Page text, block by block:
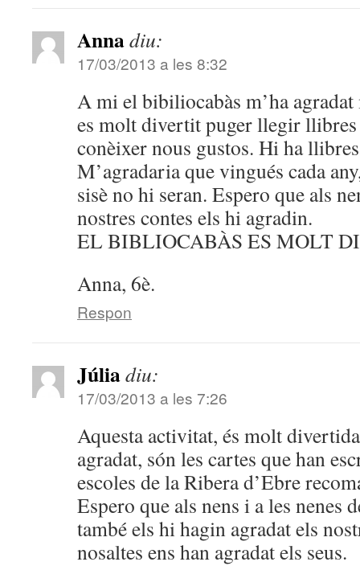
Annadiu:
17/03/2013 a les 8:32
A mi el bibiliocabàs m’ha
es molt divertit puger llegir llibres
conèixer nous gustos. Hi ha
M’agradaria que vingués cada
sisè no hi seran. Espero que als
nostres contes els hi agradin.
EL BIBLIOCABÀS ES MOLT
Anna, 6è.
Respon
Júliadiu:
17/03/2013 a les 7:26
Aquesta activitat, és molt
agradat, són les cartes que han
escoles de la Ribera d’Ebre
Espero que als nens i a les nenes
també els hi hagin agradat els
nosaltes ens han agradat els seus.